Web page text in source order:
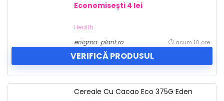
Economisești 4 lei
Health
enigma-plant.ro
acum 10 ore
VERIFICĂ PRODUSUL
Cereale Cu Cacao Eco 375G Eden